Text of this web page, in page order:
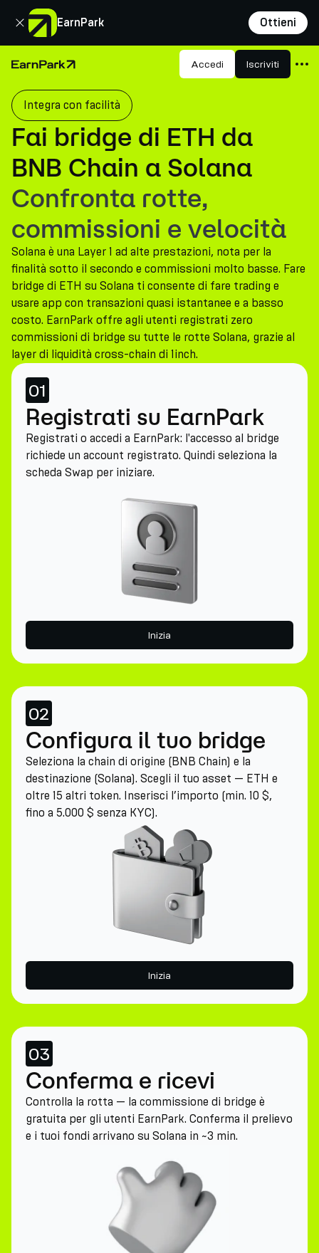
EarnPark Ottieni
Chiudi
Pagina principale Accedi Iscriviti
Prodotti
Mercati
Calcolatori
PARK Token
Risorse
Azienda
Integra con facilità
Fai bridge di ETH da
BNB Chain a Solana
Confronta rotte,
commissioni e velocità
Solana è una Layer 1 ad alte prestazioni, nota per la
finalità sotto il secondo e commissioni molto basse. Fare
bridge di ETH su Solana ti consente di fare trading e
usare app con transazioni quasi istantanee e a basso
costo. EarnPark offre agli utenti registrati zero
commissioni di bridge su tutte le rotte Solana, grazie al
layer di liquidità cross-chain di 1inch.
01
Registrati su EarnPark
Registrati o accedi a EarnPark: l'accesso al bridge
richiede un account registrato. Quindi seleziona la
scheda Swap per iniziare.
Inizia
02
Configura il tuo bridge
Seleziona la chain di origine (BNB Chain) e la
destinazione (Solana). Scegli il tuo asset — ETH e
oltre 15 altri token. Inserisci l’importo (min. 10 $,
fino a 5.000 $ senza KYC).
Inizia
03
Conferma e ricevi
Controlla la rotta — la commissione di bridge è
gratuita per gli utenti EarnPark. Conferma il prelievo
e i tuoi fondi arrivano su Solana in ~3 min.